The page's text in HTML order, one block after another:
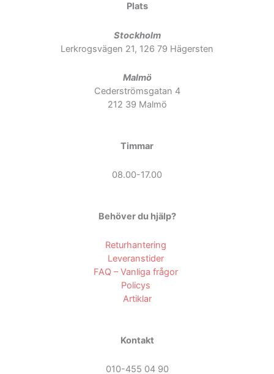
Plats
Stockholm
Lerkrogsvägen 21, 126 79 Hägersten
Malmö
Cederströmsgatan 4
212 39 Malmö
Timmar
08.00-17.00
Behöver du hjälp?
Returhantering
Leveranstider
FAQ – Vanliga frågor
Policys
Artiklar
Kontakt
010-455 04 90